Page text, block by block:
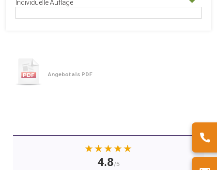
Individuelle Auflage
Angebot als PDF
★★★★★
4.8/5